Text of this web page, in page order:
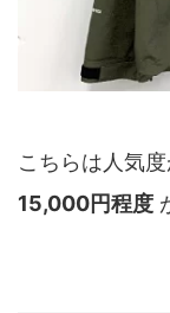
こちらは人気
15,000円程度